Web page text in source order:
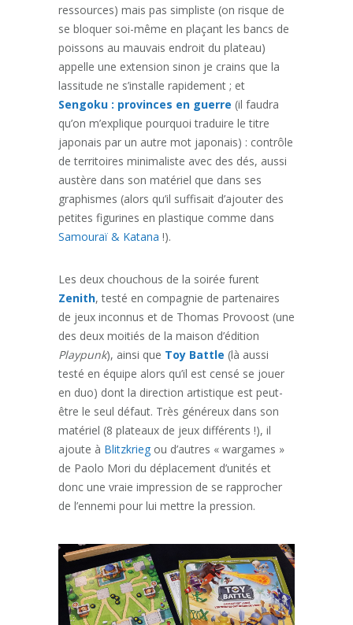
ressources) mais pas simpliste (on risque de
se bloquer soi-même en plaçant les bancs de
poissons au mauvais endroit du plateau)
appelle une extension sinon je crains que la
lassitude ne s’installe rapidement ; et
Sengoku : provinces en guerre (il faudra
qu’on m’explique pourquoi traduire le titre
japonais par un autre mot japonais) : contrôle
de territoires minimaliste avec des dés, aussi
austère dans son matériel que dans ses
graphismes (alors qu’il suffisait d’ajouter des
petites figurines en plastique comme dans
Samouraï & Katana !).
Les deux chouchous de la soirée furent
Zenith, testé en compagnie de partenaires
de jeux inconnus et de Thomas Provoost (une
des deux moitiés de la maison d’édition
Playpunk), ainsi que Toy Battle (là aussi
testé en équipe alors qu’il est censé se jouer
en duo) dont la direction artistique est peut-
être le seul défaut. Très généreux dans son
matériel (8 plateaux de jeux différents !), il
ajoute à Blitzkrieg ou d’autres « wargames »
de Paolo Mori du déplacement d’unités et
donc une vraie impression de se rapprocher
de l’ennemi pour lui mettre la pression.